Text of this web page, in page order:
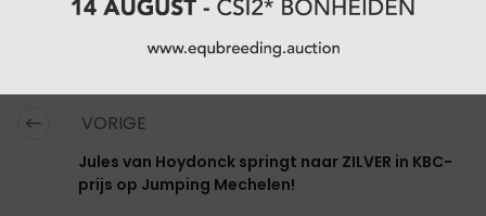
VORIGE
Jules van Hoydonck springt naar ZILVER in KBC-
prijs op Jumping Mechelen!